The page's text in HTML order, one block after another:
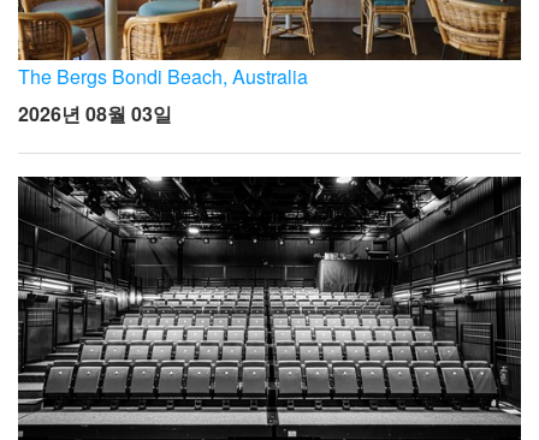
The Bergs Bondi Beach, Australia
2026년 08월 03일